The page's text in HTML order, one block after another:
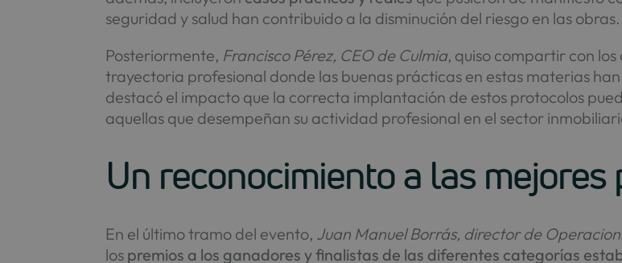
seguridad y salud han contribuido a la disminución del riesgo en las obras.
Posteriormente, Francisco Pérez, CEO de Culmia, quiso compartir con
trayectoria profesional donde las buenas prácticas en estas materias
destacó el impacto que la correcta implantación de estos protocolos
aquellas que desempeñan su actividad profesional en el sector
Un reconocimiento a las
En el último tramo del evento, Juan Manuel Borrás, director de
los premios a los ganadores y finalistas de las diferentes categorías